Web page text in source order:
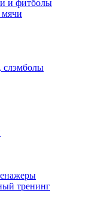
и фитболы
слэмболы
тренинг